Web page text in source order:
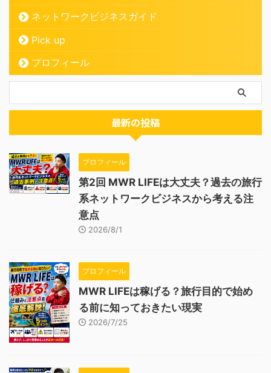
ネットワークビジネスガイド
Pick up
プロフィール
最新の投稿
プロフィール
第2回 MWR LIFEは大丈夫？過去の旅行
系ネットワークビジネスから考える注
意点
2026/8/1
プロフィール
MWR LIFEは稼げる？旅行目的で始め
る前に知っておきたい現実
2026/7/25